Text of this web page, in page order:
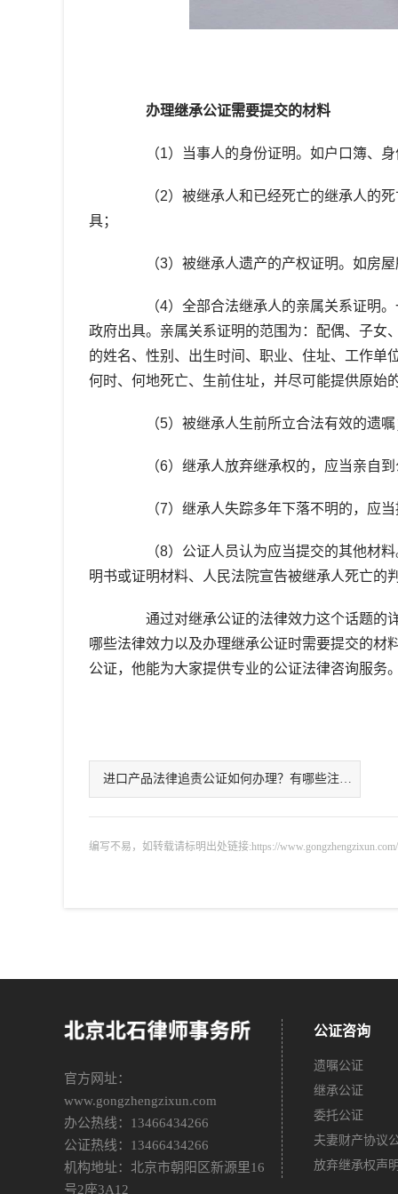
办理继承公证需要提交的材料
（1）当事人的身份证明。如户口簿、身
（2）被继承人和已经死亡的继承人的死
具；
（3）被继承人遗产的产权证明。如房屋
（4）全部合法继承人的亲属关系证明。
政府出具。亲属关系证明的范围为：配偶、子女
的姓名、性别、出生时间、职业、住址、工作单
何时、何地死亡、生前住址，并尽可能提供原始
（5）被继承人生前所立合法有效的遗嘱
（6）继承人放弃继承权的，应当亲自到
（7）继承人失踪多年下落不明的，应当
（8）公证人员认为应当提交的其他材料
明书或证明材料、人民法院宣告被继承人死亡的
通过对继承公证的法律效力这个话题的详
哪些法律效力以及办理继承公证时需要提交的材
公证，他能为大家提供专业的公证法律咨询服务
进口产品法律追责公证如何办理？有哪些注意事项？
编写不易，如转载请标明出处链接:https://www.gongzhengzixun.com/
官方网址：
www.gongzhengzixun.com
办公热线：13466434266
公证热线：13466434266
机构地址：北京市朝阳区新源里16
号2座3A12
公证咨询
遗嘱公证
继承公证
委托公证
夫妻财产协议
放弃继承权声